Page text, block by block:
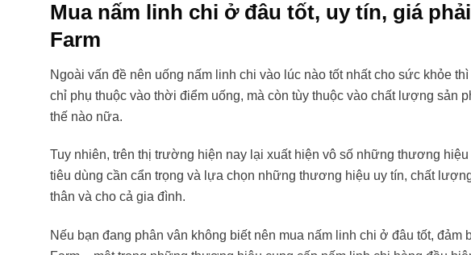
Mua nấm linh chi ở đâu tốt, uy tín, giá
Farm
Ngoài vấn đề nên uống nấm linh chi vào lúc nào tốt nhất cho sức khỏe
chỉ phụ thuộc vào thời điểm uống, mà còn tùy thuộc vào chất lượng sản
thế nào nữa.
Tuy nhiên, trên thị trường hiện nay lại xuất hiện vô số những thương
tiêu dùng cần cẩn trọng và lựa chọn những thương hiệu uy tín, chất
thân và cho cả gia đình.
Nếu bạn đang phân vân không biết nên mua nấm linh chi ở đâu tốt,